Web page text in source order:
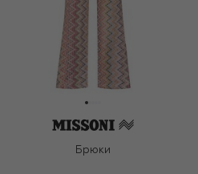
Брюки